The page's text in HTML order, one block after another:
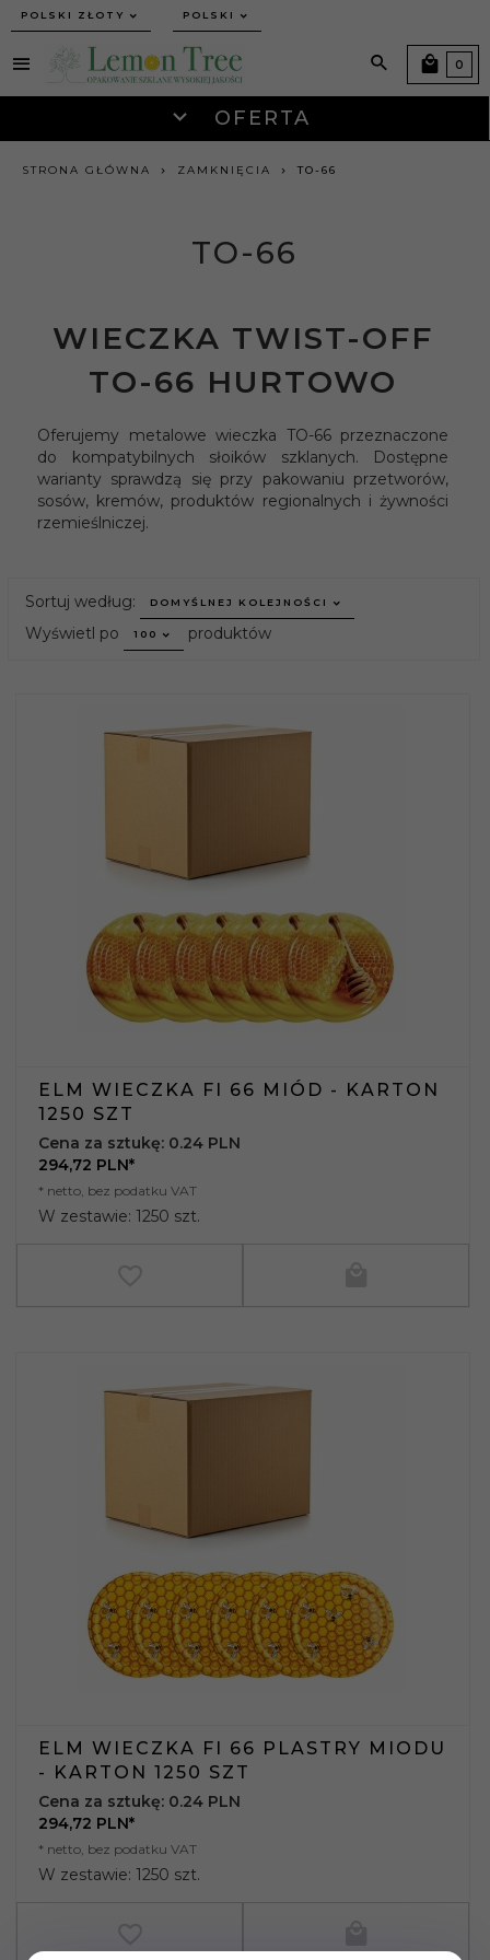
currency_h
POLSKI ZŁOTY POLSKI
OFERTA
0
STRONA GŁÓWNA ZAMKNIĘCIA TO-66
TO-66
WIECZKA TWIST-OFF
TO-66 HURTOWO
Oferujemy metalowe wieczka TO-66 przeznaczone
do kompatybilnych słoików szklanych. Dostępne
warianty sprawdzą się przy pakowaniu przetworów,
sosów, kremów, produktów regionalnych i żywności
rzemieślniczej.
Sortuj według: sort
DOMYŚLNEJ KOLEJNOŚCI
Wyświetl po pop
100 produktów
ELM WIECZKA FI 66 MIÓD - KARTON
1250 SZT
294,72 PLN*
* netto, bez podatku VAT
W zestawie: 1250 szt.
Cena za sztukę: 0.24 PLN
ELM WIECZKA FI 66 PLASTRY MIODU
- KARTON 1250 SZT
294,72 PLN*
* netto, bez podatku VAT
W zestawie: 1250 szt.
Cena za sztukę: 0.24 PLN